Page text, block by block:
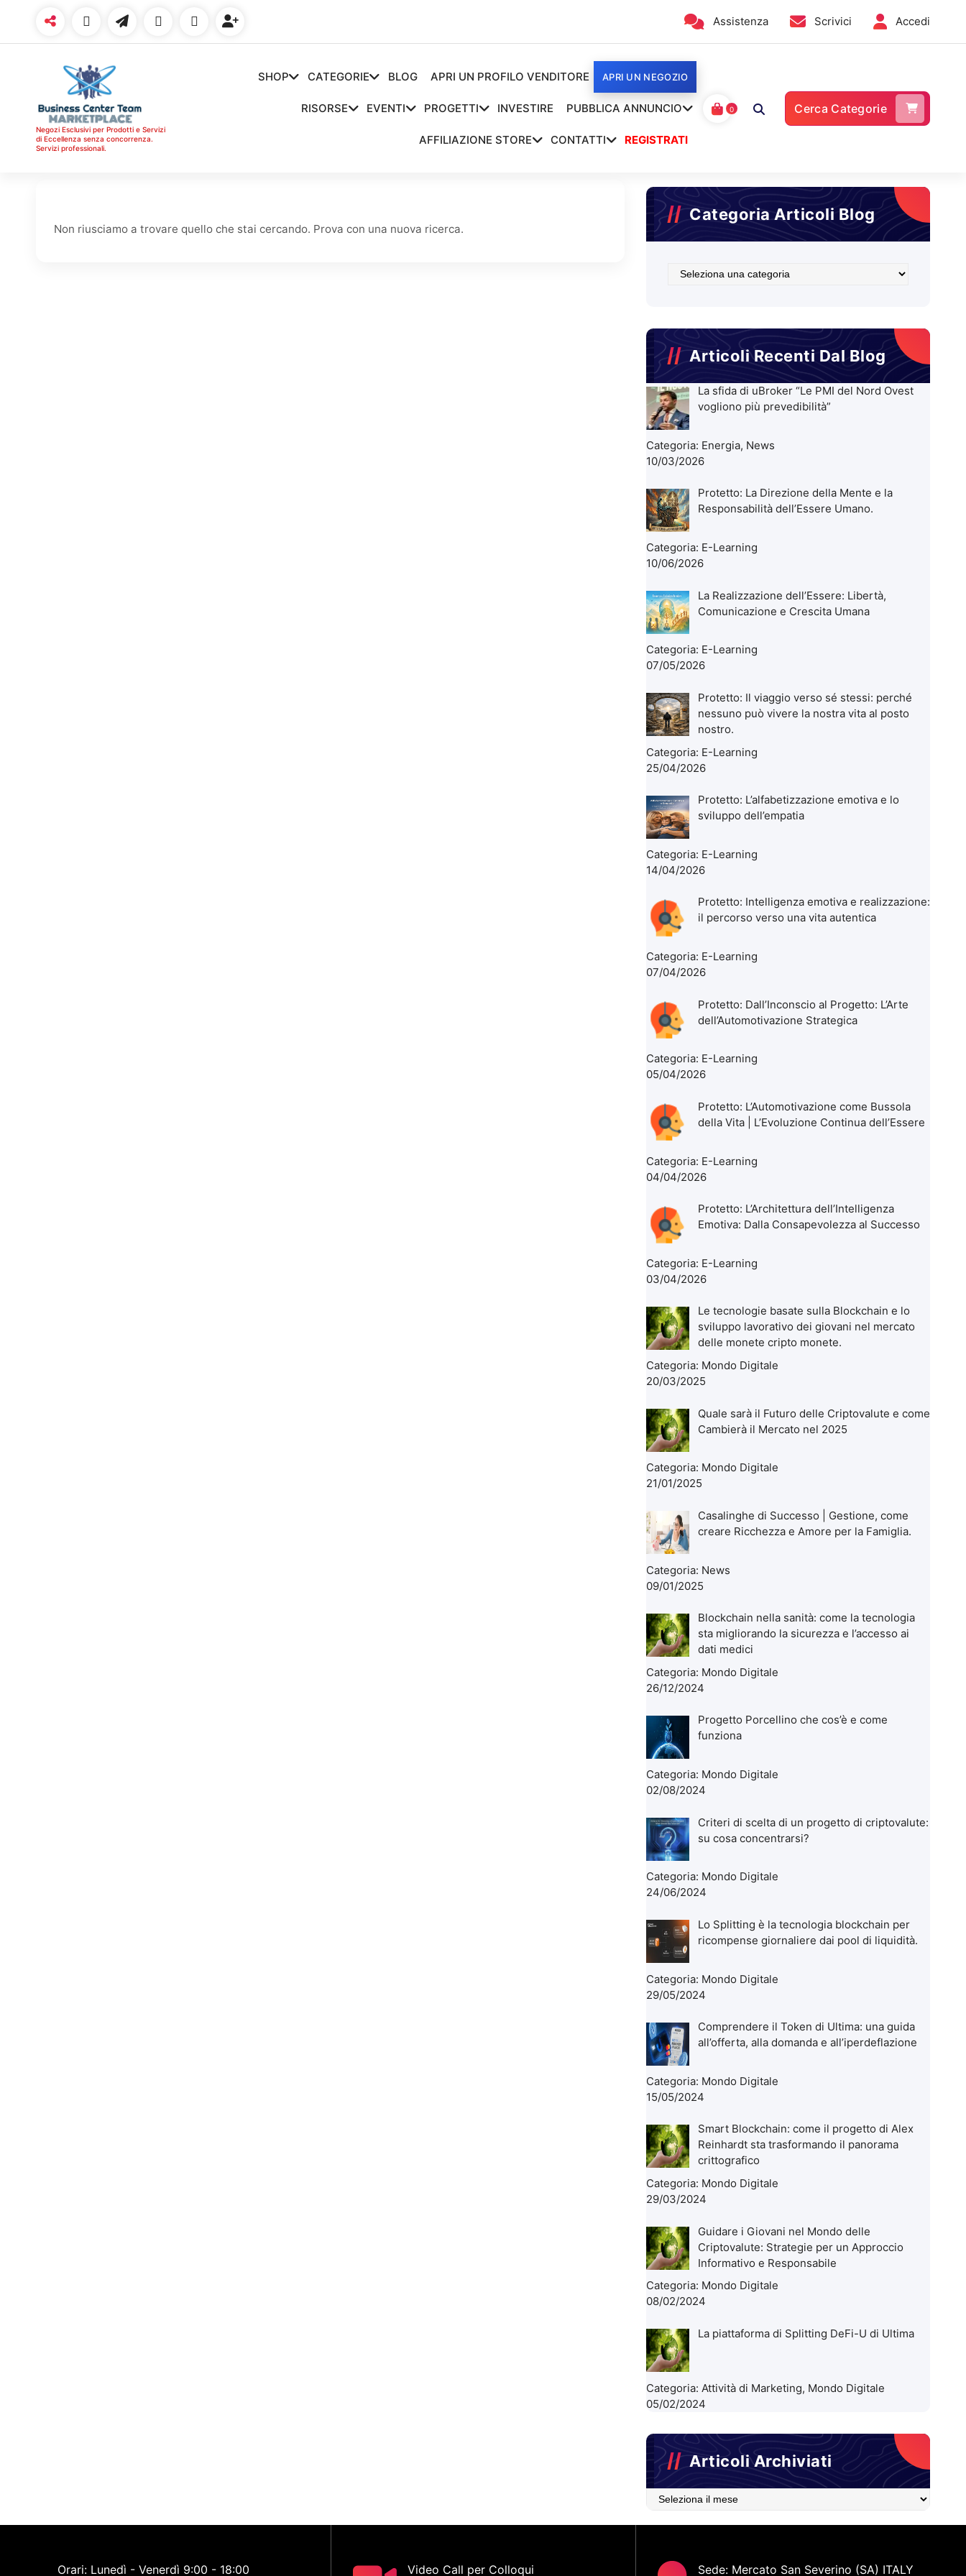
Assistenza Scrivici Accedi
Negozi Esclusivi per Prodotti e Servizi
di Eccellenza senza concorrenza.
Servizi professionali.
SHOP CATEGORIE BLOG APRI UN PROFILO VENDITORE APRI UN NEGOZIO
RISORSE EVENTI PROGETTI INVESTIRE PUBBLICA ANNUNCIO
AFFILIAZIONE STORE CONTATTI REGISTRATI
0 Cerca Categorie
Non riusciamo a trovare quello che stai cercando. Prova con una nuova ricerca.
Categoria Articoli Blog
Categoria
Articoli Recenti Dal Blog
La sfida di uBroker “Le PMI del Nord Ovest
vogliono più prevedibilità”
Categoria: Energia, News
10/03/2026
Protetto: La Direzione della Mente e la
Responsabilità dell’Essere Umano.
Categoria: E-Learning
10/06/2026
La Realizzazione dell’Essere: Libertà,
Comunicazione e Crescita Umana
Categoria: E-Learning
07/05/2026
Protetto: Il viaggio verso sé stessi: perché
nessuno può vivere la nostra vita al posto
nostro.
Categoria: E-Learning
25/04/2026
Protetto: L’alfabetizzazione emotiva e lo
sviluppo dell’empatia
Categoria: E-Learning
14/04/2026
Protetto: Intelligenza emotiva e realizzazione:
il percorso verso una vita autentica
Categoria: E-Learning
07/04/2026
Protetto: Dall’Inconscio al Progetto: L’Arte
dell’Automotivazione Strategica
Categoria: E-Learning
05/04/2026
Protetto: L’Automotivazione come Bussola
della Vita | L’Evoluzione Continua dell’Essere
Categoria: E-Learning
04/04/2026
Protetto: L’Architettura dell’Intelligenza
Emotiva: Dalla Consapevolezza al Successo
Categoria: E-Learning
03/04/2026
Le tecnologie basate sulla Blockchain e lo
sviluppo lavorativo dei giovani nel mercato
delle monete cripto monete.
Categoria: Mondo Digitale
20/03/2025
Quale sarà il Futuro delle Criptovalute e come
Cambierà il Mercato nel 2025
Categoria: Mondo Digitale
21/01/2025
Casalinghe di Successo | Gestione, come
creare Ricchezza e Amore per la Famiglia.
Categoria: News
09/01/2025
Blockchain nella sanità: come la tecnologia
sta migliorando la sicurezza e l’accesso ai
dati medici
Categoria: Mondo Digitale
26/12/2024
Progetto Porcellino che cos’è e come
funziona
Categoria: Mondo Digitale
02/08/2024
Criteri di scelta di un progetto di criptovalute:
su cosa concentrarsi?
Categoria: Mondo Digitale
24/06/2024
Lo Splitting è la tecnologia blockchain per
ricompense giornaliere dai pool di liquidità.
Categoria: Mondo Digitale
29/05/2024
Comprendere il Token di Ultima: una guida
all’offerta, alla domanda e all’iperdeflazione
Categoria: Mondo Digitale
15/05/2024
Smart Blockchain: come il progetto di Alex
Reinhardt sta trasformando il panorama
crittografico
Categoria: Mondo Digitale
29/03/2024
Guidare i Giovani nel Mondo delle
Criptovalute: Strategie per un Approccio
Informativo e Responsabile
Categoria: Mondo Digitale
08/02/2024
La piattaforma di Splitting DeFi-U di Ultima
Categoria: Attività di Marketing, Mondo Digitale
05/02/2024
Articoli Archiviati
Articoli
Orari: Lunedì - Venerdì 9:00 - 18:00 Video Call per Colloqui Sede: Mercato San Severino (SA) ITALY